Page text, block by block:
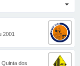
2001
Quinta dos